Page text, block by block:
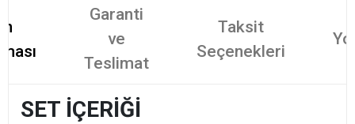
Garanti
ve
Teslimat
Taksit
Seçenekleri
SET İÇERİĞİ